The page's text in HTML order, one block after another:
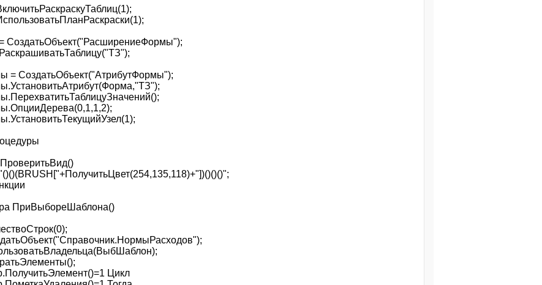
СоздатьОбъект("РасширениеФормы");
= СоздатьОбъект("АтрибутФормы");
ПриВыбореШаблона()
Цикл